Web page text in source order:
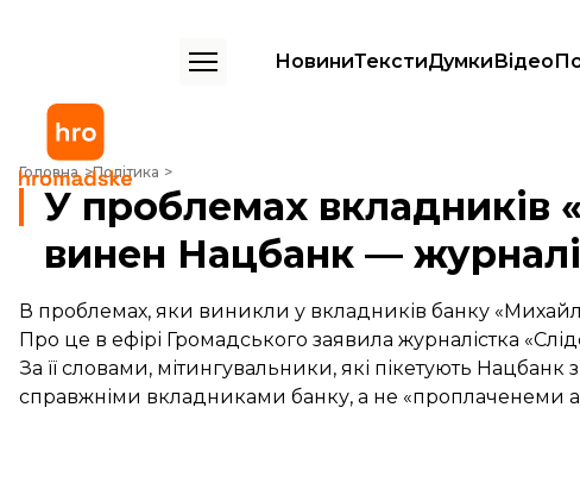
НовиниТекстиДумкиВідео
Головна Політика
У проблемах вкладників «Михайлівського» винен Нацбанк — журналіст
У проблемах вкладників
винен Нацбанк —
В проблемах, яки виникли у вкладників банку
Про це в ефірі Громадського заявила журналістка
За її словами, мітингувальники, які пікетують
справжніми вкладниками банку, а не «проплаченеми